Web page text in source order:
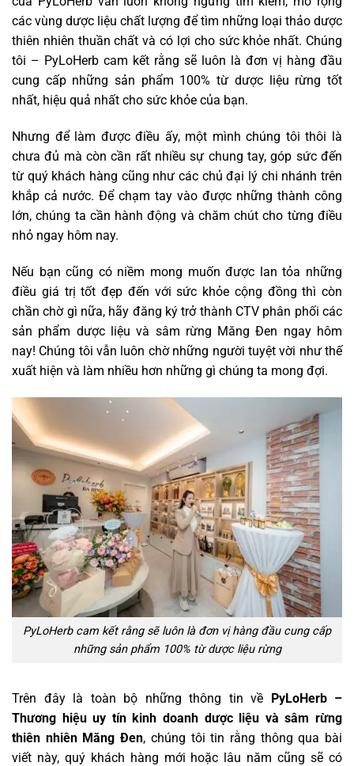
các vùng dược liệu chất lượng để tìm những loại thảo dược
thiên nhiên thuần chất và có lợi cho sức khỏe nhất. Chúng
tôi – PyLoHerb cam kết rằng sẽ luôn là đơn vị hàng đầu
cung cấp những sản phẩm 100% từ dược liệu rừng tốt
nhất, hiệu quả nhất cho sức khỏe của bạn.
Nhưng để làm được điều ấy, một mình chúng tôi thôi là
chưa đủ mà còn cần rất nhiều sự chung tay, góp sức đến
từ quý khách hàng cũng như các chủ đại lý chi nhánh trên
khắp cả nước. Để chạm tay vào được những thành công
lớn, chúng ta cần hành động và chăm chút cho từng điều
nhỏ ngay hôm nay.
Nếu bạn cũng có niềm mong muốn được lan tỏa những
điều giá trị tốt đẹp đến với sức khỏe cộng đồng thì còn
chần chờ gì nữa, hãy đăng ký trở thành CTV phân phối các
sản phẩm dược liệu và sâm rừng Măng Đen ngay hôm
nay! Chúng tôi vẫn luôn chờ những người tuyệt vời như thế
xuất hiện và làm nhiều hơn những gì chúng ta mong đợi.
PyLoHerb cam kết rằng sẽ luôn là đơn vị hàng đầu cung cấp
những sản phẩm 100% từ dược liệu rừng
Trên đây là toàn bộ những thông tin về PyLoHerb –
Thương hiệu uy tín kinh doanh dược liệu và sâm rừng
thiên nhiên Măng Đen, chúng tôi tin rằng thông qua bài
viết này, quý khách hàng mới hoặc lâu năm cũng sẽ có